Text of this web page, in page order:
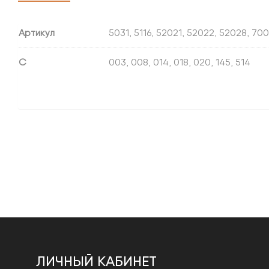
Артикул 5031, 5116, 52021, 52022, 52028,
С 003, 008, 014, 018, 020, 145, 514
ЛИЧНЫЙ КАБИНЕТ